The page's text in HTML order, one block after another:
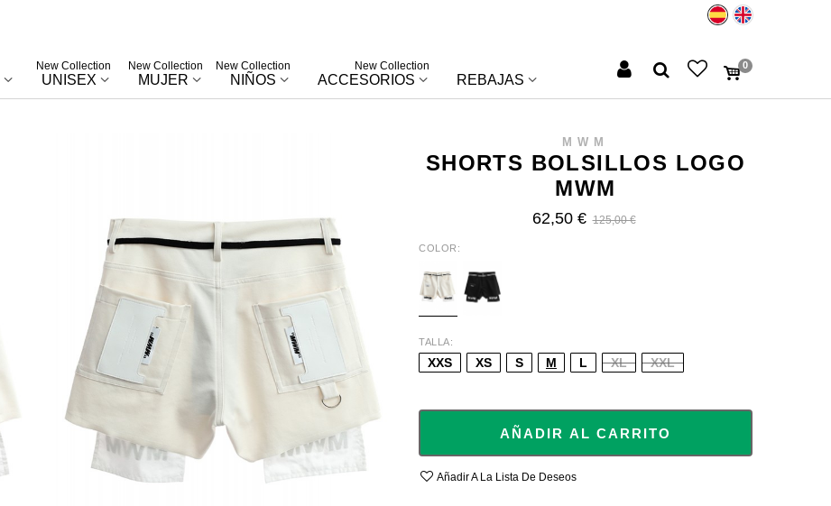
UNISEX
New Collection
MUJER
New Collection
NIÑOS
New Collection
ACCESORIOS
New Collection
REBAJAS
0
MWM
SHORTS BOLSILLOS LOGO
MWM
62,50 € 125,00 €
COLOR
TALLA
XXS XS S M L XL XXL
AÑADIR AL CARRITO
Añadir A La Lista De Deseos